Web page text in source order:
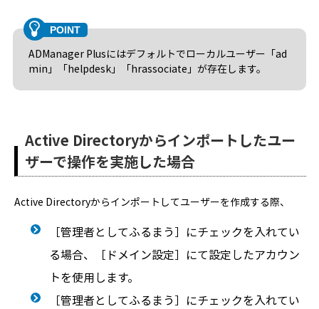
ADManager Plusにはデフォルトでローカルユーザー「ad
min」「helpdesk」「hrassociate」が存在します。
Active Directoryからインポートしたユー
ザーで操作を実施した場合
Active Directoryからインポートしてユーザーを作成する際、
［管理者としてふるまう］にチェックを入れてい
る場合、［ドメイン設定］にて設定したアカウン
トを使用します。
［管理者としてふるまう］にチェックを入れてい